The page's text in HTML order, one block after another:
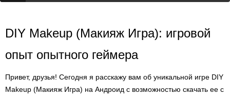
DIY Makeup (Макияж Игрa): игровой
опыт опытного геймера
Привет, друзья! Сегодня я расскажу вам об уникальной игре DIY
Makeup (Макияж Игрa) на Андроид с возможностью скачать ее с